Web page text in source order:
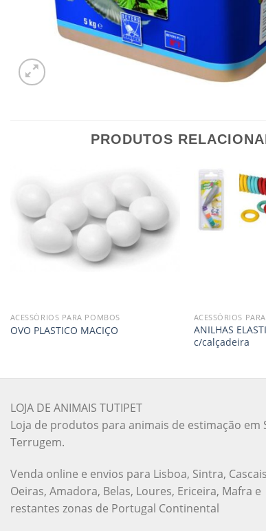
PRODUTOS
ACESSÓRIOS PARA POMBOS
OVO PLASTICO MACIÇO
ACESSÓRIOS
ANILHAS
c/calçadeira
LOJA DE ANIMAIS TUTIPET
Loja de produtos para animais de estimação em
Terrugem.
Venda online e envios para Lisboa, Sintra,
Oeiras, Amadora, Belas, Loures, Ericeira, Mafra e
restantes zonas de Portugal Continental